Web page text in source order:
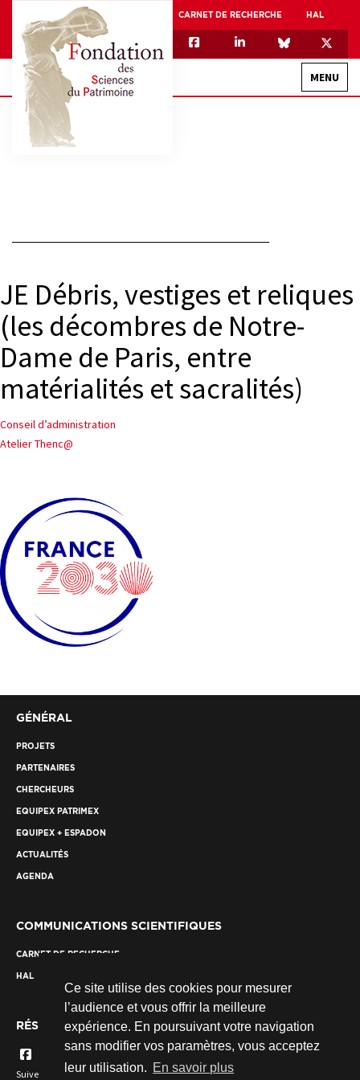
Ce site utilise des cookies pour mesurer
l’audience et vous offrir la meilleure
expérience. En poursuivant votre navigation
sans modifier vos paramètres, vous acceptez
leur utilisation. En savoir plus
CARNET DE RECHERCHE HAL
MENU
EQUIPEX + ESPADON
MÉCÉNAT
PROJETS
JE Débris, vestiges et reliques
(les décombres de Notre-
Dame de Paris, entre
matérialités et sacralités)
Navigation
de
Conseil d’administration
Atelier Thenc@
GÉNÉRAL
PROJETS
PARTENAIRES
CHERCHEURS
EQUIPEX PATRIMEX
EQUIPEX + ESPADON
ACTUALITÉS
AGENDA
COMMUNICATIONS SCIENTIFIQUES
CARNET DE RECHERCHE
HAL
RÉSEAUX SOCIAUX
Suivez nous...